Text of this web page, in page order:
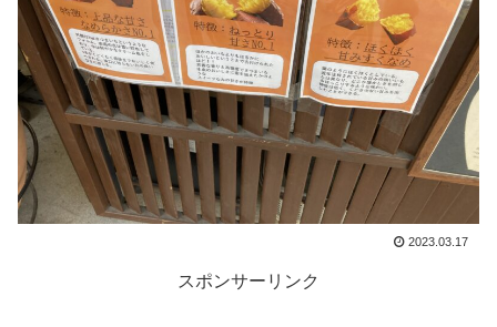
2023.03.17
スポンサーリンク